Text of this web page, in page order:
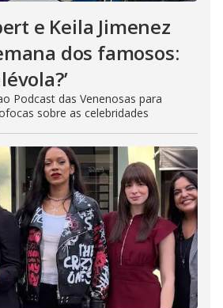
e Keila Jimenez
dos famosos:
Podcast das Venenosas para
sobre as celebridades